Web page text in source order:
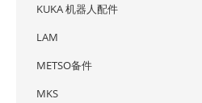
KUKA 机器人配件
LAM
METSO备件
MKS